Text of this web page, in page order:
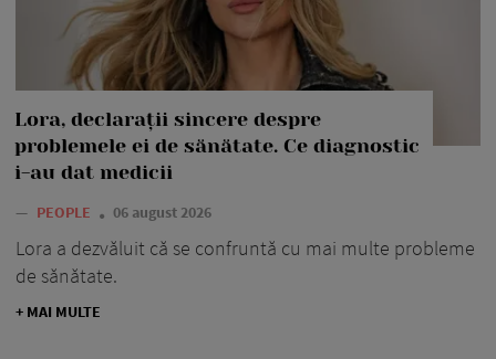
Lora, declarații sincere despre
problemele ei de sănătate. Ce diagnostic
i-au dat medicii
— PEOPLE 06 august 2026
Lora a dezvăluit că se confruntă cu mai multe probleme
de sănătate.
+ MAI MULTE